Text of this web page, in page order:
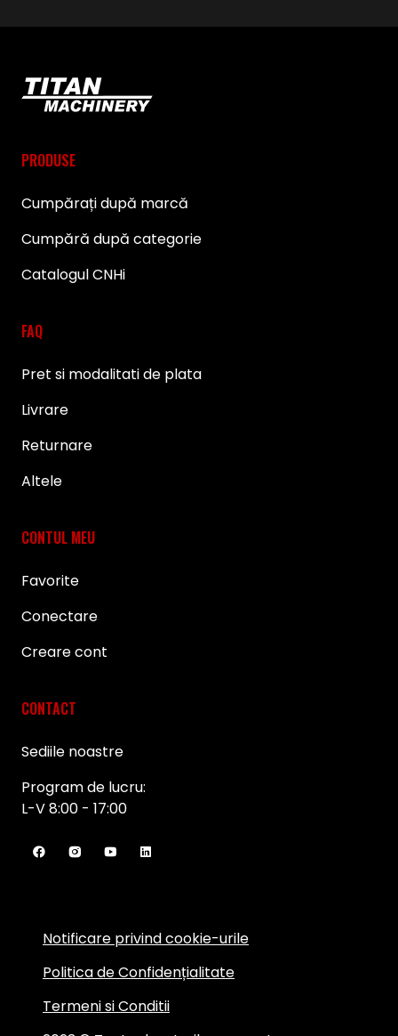
PRODUSE
Cumpărați după marcă
Cumpără după categorie
Catalogul CNHi
FAQ
Pret si modalitati de plata
Livrare
Returnare
Altele
CONTUL MEU
Favorite
Conectare
Creare cont
CONTACT
Sediile noastre
Program de lucru:
L-V 8:00 - 17:00
Notificare privind cookie-urile
Politica de Confidențialitate
Termeni si Conditii